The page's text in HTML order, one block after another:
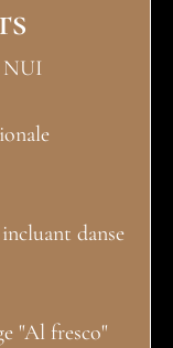
NUI
danse
"Al fresco"